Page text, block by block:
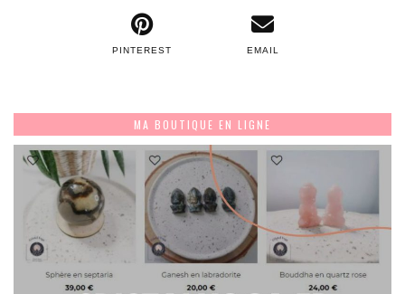
PINTEREST EMAIL
MA BOUTIQUE EN LIGNE